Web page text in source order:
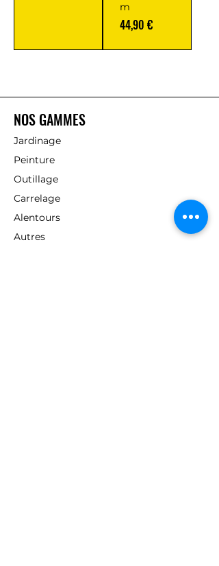
m
Prix
44,90 €
NOS GAMMES
Jardinage
Peinture
Outillage
Carrelage
Alentours
Autres